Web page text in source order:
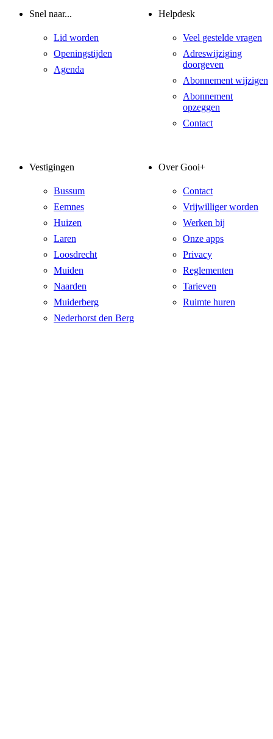
Snel naar...
Lid worden
Openingstijden
Agenda
Helpdesk
Veel gestelde vragen
Adreswijziging
doorgeven
Abonnement wijzigen
Abonnement
opzeggen
Contact
Vestigingen
Bussum
Eemnes
Huizen
Laren
Loosdrecht
Muiden
Naarden
Muiderberg
Nederhorst den Berg
Over Gooi+
Contact
Vrijwilliger worden
Werken bij
Onze apps
Privacy
Reglementen
Tarieven
Ruimte huren